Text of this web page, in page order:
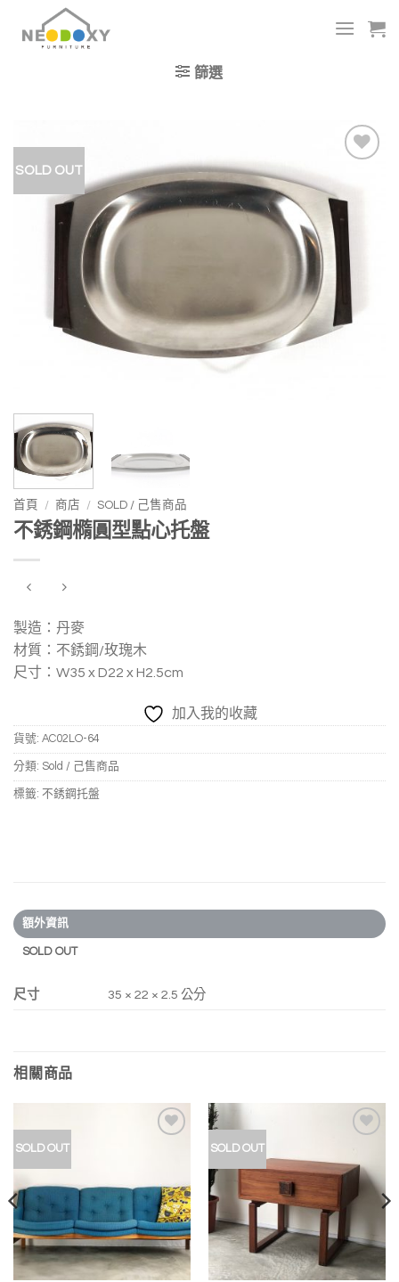
篩選
SOLD OUT
首頁 / 商店 / SOLD / 己售商品
不銹鋼橢圓型點心托盤
製造：丹麥
材質：不銹鋼/玫瑰木
尺寸：W35 x D22 x H2.5cm
加入我的收藏
貨號: AC02LO-64
分類: Sold / 己售商品
標籤: 不銹鋼托盤
額外資訊
SOLD OUT
尺寸 35 × 22 × 2.5 公分
相關商品
SOLD OUT SOLD OUT
收藏